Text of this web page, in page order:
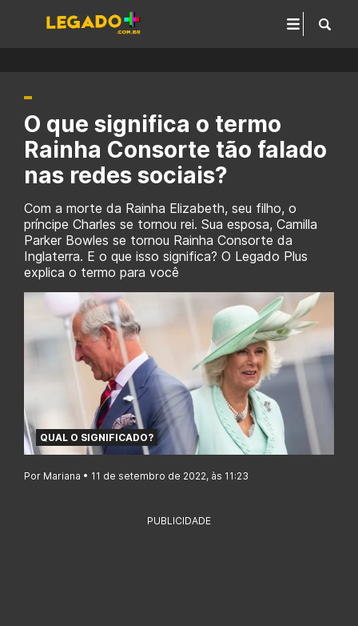
O que significa o termo
Rainha Consorte tão falado
nas redes sociais?
Com a morte da Rainha Elizabeth, seu filho, o
príncipe Charles se tornou rei. Sua esposa, Camilla
Parker Bowles se tornou Rainha Consorte da
Inglaterra. E o que isso significa? O Legado Plus
explica o termo para você
QUAL O SIGNIFICADO?
Por Mariana • 11 de setembro de 2022, às 11:23
PUBLICIDADE